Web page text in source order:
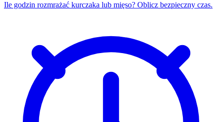
Ile godzin rozmrażać kurczaka lub mięso? Oblicz bezpieczny czas.